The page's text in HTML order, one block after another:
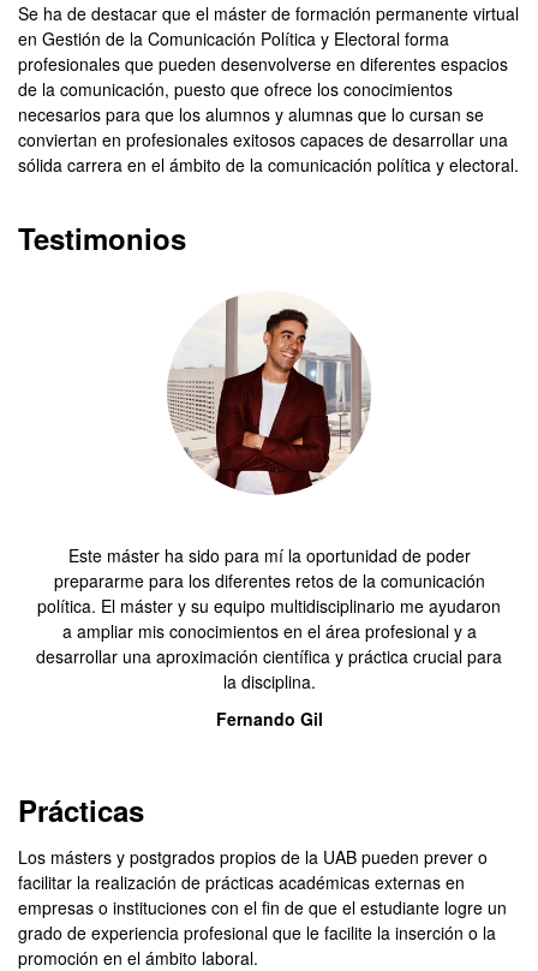
Se ha de destacar que el máster de formación permanente virtual
en Gestión de la Comunicación Política y Electoral forma
profesionales que pueden desenvolverse en diferentes espacios
de la comunicación, puesto que ofrece los conocimientos
necesarios para que los alumnos y alumnas que lo cursan se
conviertan en profesionales exitosos capaces de desarrollar una
sólida carrera en el ámbito de la comunicación política y electoral.
Testimonios
Este máster ha sido para mí la oportunidad de poder
prepararme para los diferentes retos de la comunicación
política. El máster y su equipo multidisciplinario me ayudaron
a ampliar mis conocimientos en el área profesional y a
desarrollar una aproximación científica y práctica crucial para
la disciplina.
Fernando Gil
Prácticas
Los másters y postgrados propios de la UAB pueden prever o
facilitar la realización de prácticas académicas externas en
empresas o instituciones con el fin de que el estudiante logre un
grado de experiencia profesional que le facilite la inserción o la
promoción en el ámbito laboral.